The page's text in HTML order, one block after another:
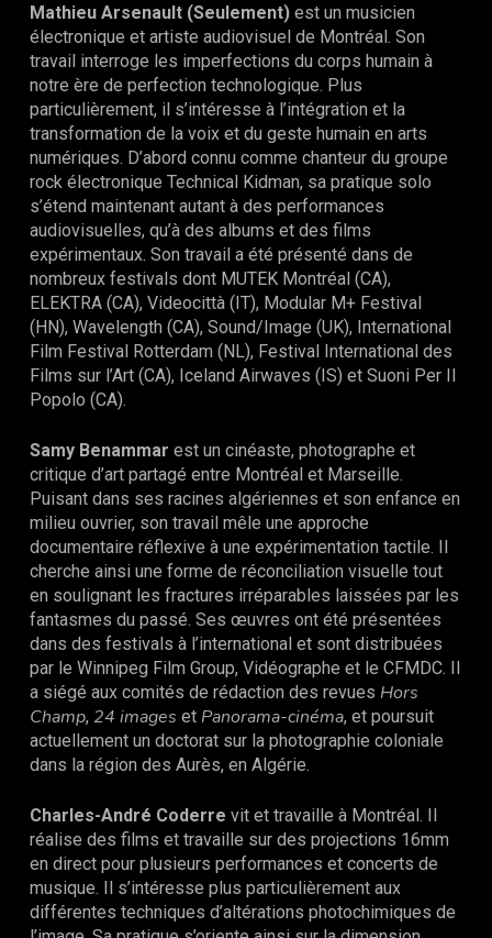
Mathieu Arsenault (Seulement) est un musicien
électronique et artiste audiovisuel de Montréal. Son
travail interroge les imperfections du corps humain à
notre ère de perfection technologique. Plus
particulièrement, il s’intéresse à l’intégration et la
transformation de la voix et du geste humain en arts
numériques. D’abord connu comme chanteur du groupe
rock électronique Technical Kidman, sa pratique solo
s’étend maintenant autant à des performances
audiovisuelles, qu’à des albums et des films
expérimentaux. Son travail a été présenté dans de
nombreux festivals dont MUTEK Montréal (CA),
ELEKTRA (CA), Videocittà (IT), Modular M+ Festival
(HN), Wavelength (CA), Sound/Image (UK), International
Film Festival Rotterdam (NL), Festival International des
Films sur l’Art (CA), Iceland Airwaves (IS) et Suoni Per Il
Popolo (CA).
Samy Benammar est un cinéaste, photographe et
critique d’art partagé entre Montréal et Marseille.
Puisant dans ses racines algériennes et son enfance en
milieu ouvrier, son travail mêle une approche
documentaire réflexive à une expérimentation tactile. Il
cherche ainsi une forme de réconciliation visuelle tout
en soulignant les fractures irréparables laissées par les
fantasmes du passé. Ses œuvres ont été présentées
dans des festivals à l’international et sont distribuées
par le Winnipeg Film Group, Vidéographe et le CFMDC. Il
a siégé aux comités de rédaction des revues Hors
Champ, 24 images et Panorama-cinéma, et poursuit
actuellement un doctorat sur la photographie coloniale
dans la région des Aurès, en Algérie.
Charles-André Coderre vit et travaille à Montréal. Il
réalise des films et travaille sur des projections 16mm
en direct pour plusieurs performances et concerts de
musique. Il s’intéresse plus particulièrement aux
différentes techniques d’altérations photochimiques de